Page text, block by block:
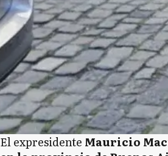
El expresidente Mauricio